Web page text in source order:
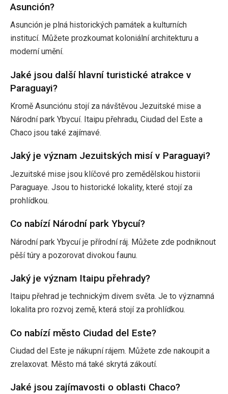
Asunción?
Asunción je plná historických památek a kulturních
institucí. Můžete prozkoumat koloniální architekturu a
moderní umění.
Jaké jsou další hlavní turistické atrakce v
Paraguayi?
Kromě Asunciónu stojí za návštěvou Jezuitské mise a
Národní park Ybycuí. Itaipu přehradu, Ciudad del Este a
Chaco jsou také zajímavé.
Jaký je význam Jezuitských misí v Paraguayi?
Jezuitské mise jsou klíčové pro zemědělskou historii
Paraguaye. Jsou to historické lokality, které stojí za
prohlídkou.
Co nabízí Národní park Ybycuí?
Národní park Ybycuí je přírodní ráj. Můžete zde podniknout
pěší túry a pozorovat divokou faunu.
Jaký je význam Itaipu přehrady?
Itaipu přehrad je technickým divem světa. Je to významná
lokalita pro rozvoj země, která stojí za prohlídkou.
Co nabízí město Ciudad del Este?
Ciudad del Este je nákupní rájem. Můžete zde nakoupit a
zrelaxovat. Město má také skrytá zákoutí.
Jaké jsou zajímavosti o oblasti Chaco?